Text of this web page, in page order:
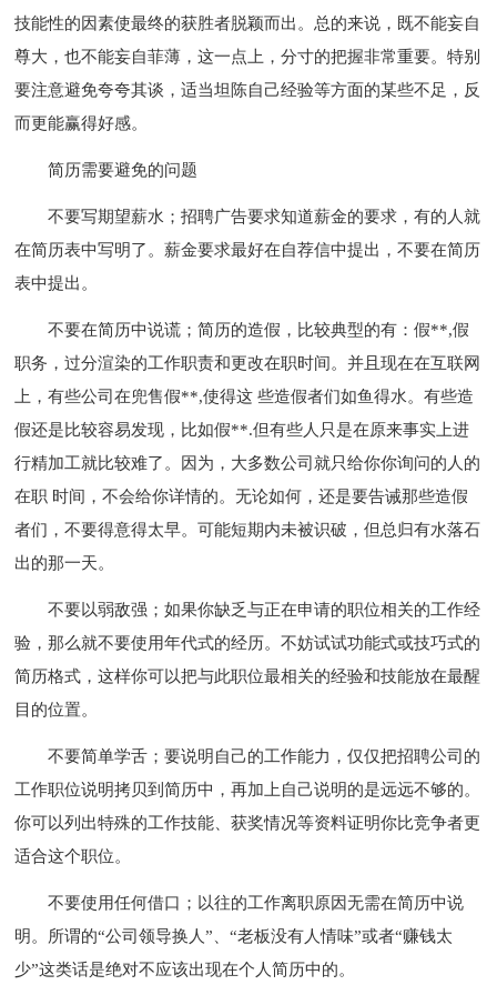
技能性的因素使最终的获胜者脱颖而出。总的来说，既不能妄自
尊大，也不能妄自菲薄，这一点上，分寸的把握非常重要。特别
要注意避免夸夸其谈，适当坦陈自己经验等方面的某些不足，反
而更能赢得好感。
简历需要避免的问题
不要写期望薪水；招聘广告要求知道薪金的要求，有的人就
在简历表中写明了。薪金要求最好在自荐信中提出，不要在简历
表中提出。
不要在简历中说谎；简历的造假，比较典型的有：假**,假
职务，过分渲染的工作职责和更改在职时间。并且现在在互联网
上，有些公司在兜售假**,使得这 些造假者们如鱼得水。有些造
假还是比较容易发现，比如假**.但有些人只是在原来事实上进
行精加工就比较难了。因为，大多数公司就只给你你询问的人的
在职 时间，不会给你详情的。无论如何，还是要告诫那些造假
者们，不要得意得太早。可能短期内未被识破，但总归有水落石
出的那一天。
不要以弱敌强；如果你缺乏与正在申请的职位相关的工作经
验，那么就不要使用年代式的经历。不妨试试功能式或技巧式的
简历格式，这样你可以把与此职位最相关的经验和技能放在最醒
目的位置。
不要简单学舌；要说明自己的工作能力，仅仅把招聘公司的
工作职位说明拷贝到简历中，再加上自己说明的是远远不够的。
你可以列出特殊的工作技能、获奖情况等资料证明你比竞争者更
适合这个职位。
不要使用任何借口；以往的工作离职原因无需在简历中说
明。所谓的“公司领导换人”、“老板没有人情味”或者“赚钱太
少”这类话是绝对不应该出现在个人简历中的。